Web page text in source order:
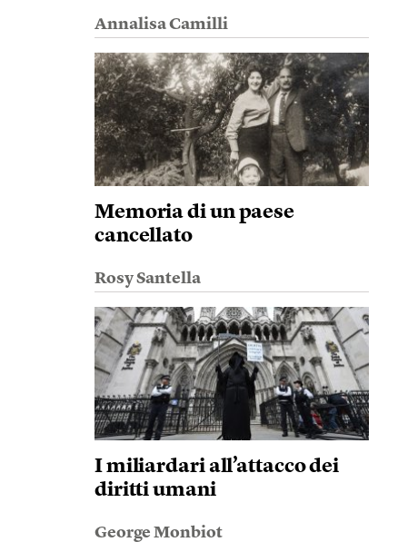
Annalisa Camilli
Memoria di un paese
cancellato
Rosy Santella
I miliardari all’attacco dei
diritti umani
George Monbiot